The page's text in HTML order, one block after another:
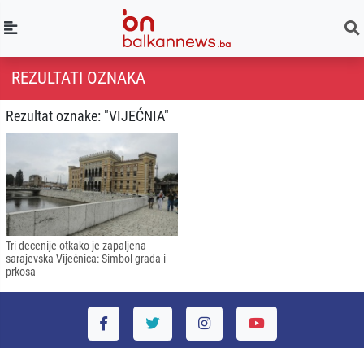
REZULTATI OZNAKA
Rezultat oznake: "VIJEĆNIA"
Tri decenije otkako je zapaljena
sarajevska Vijećnica: Simbol grada i
prkosa